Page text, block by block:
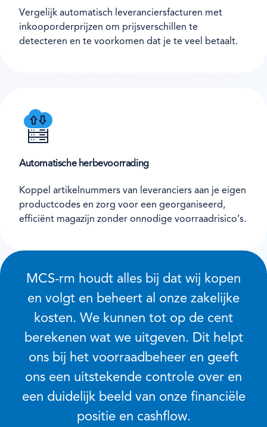
Vergelijk automatisch leveranciersfacturen met
inkooporderprijzen om prijsverschillen te
detecteren en te voorkomen dat je te veel betaalt.
Automatische herbevoorrading
Koppel artikelnummers van leveranciers aan je eigen
productcodes en zorg voor een georganiseerd,
efficiënt magazijn zonder onnodige voorraadrisico’s.
MCS-rm houdt alles bij dat wij kopen
en volgt en beheert al onze zakelijke
kosten. We kunnen tot op de cent
berekenen wat we uitgeven. Dit helpt
ons bij het voorraadbeheer en geeft
ons een uitstekende controle over en
een duidelijk beeld van onze financiële
positie en cashflow.